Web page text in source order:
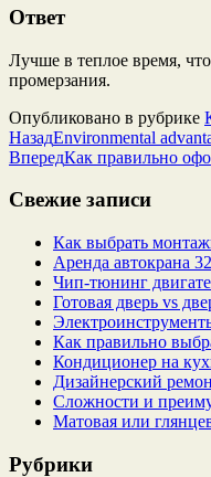
Ответ
Лучше в теплое время,
промерзания.
Опубликовано в рубрике
НазадEnvironmental
ВпередКак правильно
Свежие записи
Как выбрать
Аренда автокрана
Чип‑тюнинг
Готовая дверь vs
Как правильно
Кондиционер на
Дизайнерский
Сложности и
Матовая или
Рубрики